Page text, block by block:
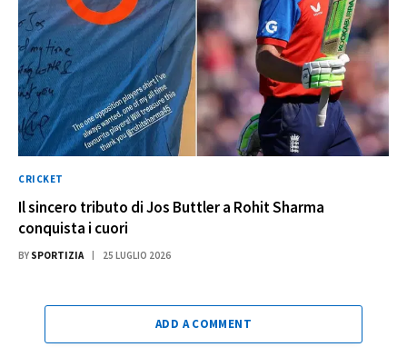
CRICKET
Il sincero tributo di Jos Buttler a Rohit Sharma
conquista i cuori
BY SPORTIZIA 25 LUGLIO 2026
ADD A COMMENT